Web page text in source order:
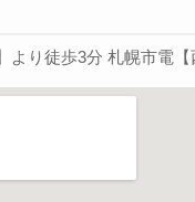
より徒歩3分 札幌市電